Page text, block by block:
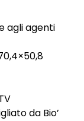
agli agenti
da Bio’